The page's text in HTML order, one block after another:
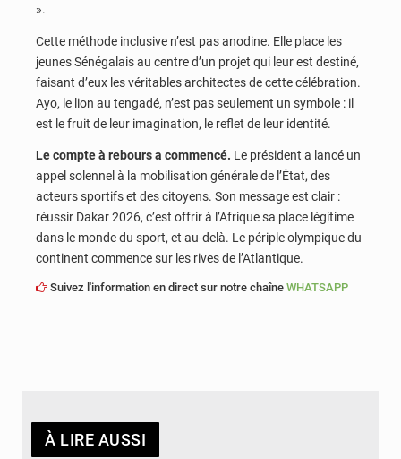
».
Cette méthode inclusive n’est pas anodine. Elle place les
jeunes Sénégalais au centre d’un projet qui leur est destiné,
faisant d’eux les véritables architectes de cette célébration.
Ayo, le lion au tengadé, n’est pas seulement un symbole : il
est le fruit de leur imagination, le reflet de leur identité.
Le compte à rebours a commencé. Le président a lancé un
appel solennel à la mobilisation générale de l’État, des
acteurs sportifs et des citoyens. Son message est clair :
réussir Dakar 2026, c’est offrir à l’Afrique sa place légitime
dans le monde du sport, et au-delà. Le périple olympique du
continent commence sur les rives de l’Atlantique.
Suivez l'information en direct sur notre chaîne WHATSAPP
À LIRE AUSSI